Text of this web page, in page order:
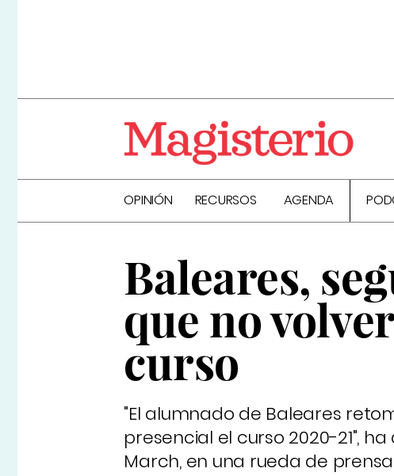
OPINIÓN RECURSOS AGENDA
Baleares,
que no
curso
"El alumnado de Baleares
presencial el curso 2020-21",
March, en una rueda de